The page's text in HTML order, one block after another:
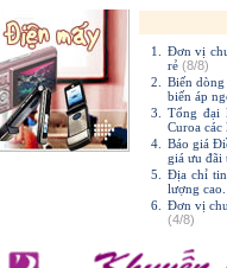
1.
Đơn vị
rẻ (8/8)
2.
Biến
biến áp
3.
Tổng đại
Curoa các
4.
Báo giá
giá ưu đãi
5.
Địa chỉ tin
lượng cao.
6.
Đơn vị
(4/8)